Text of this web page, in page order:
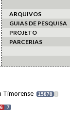
ARQUIVOS
GUIAS DE PESQUISA
PROJETO
PARCERIAS
Timorense 15878 I
6 7